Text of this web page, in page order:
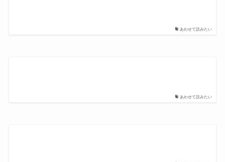
あわせて読みたい
あわせて読みたい